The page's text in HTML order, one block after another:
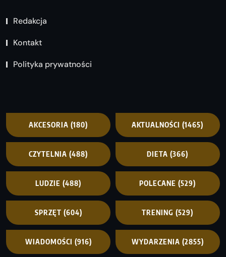
Redakcja
Kontakt
Polityka prywatności
AKCESORIA (180) AKTUALNOŚCI (1465)
CZYTELNIA (488) DIETA (366)
LUDZIE (488) POLECANE (529)
SPRZĘT (604) TRENING (529)
WIADOMOŚCI (916) WYDARZENIA (2855)